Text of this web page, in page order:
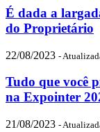
É dada a
do Proprietário
22/08/2023 -
Tudo que você
na Expointer
21/08/2023 -